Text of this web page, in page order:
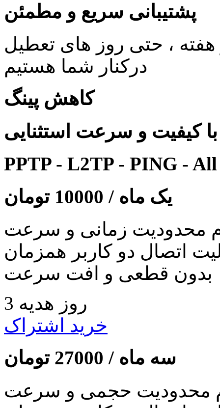
پشتیبانی سریع و مطمئن
24 ساعته در 7 روز هفته ، حتی روز های تعطیل
درکنار شما هستیم
کاهش پینگ
کیفیت و سرعت استثنایی
PPTP - L2TP - PING -
یک ماه / 10000 تومان
محدودیت زمانی و سرعت
اتصال دو کاربر همزمان
بدون قطعی و افت سرعت
3 روز هدیه
خرید اشتراک
سه ماه / 27000 تومان
محدودیت حجمی و سرعت